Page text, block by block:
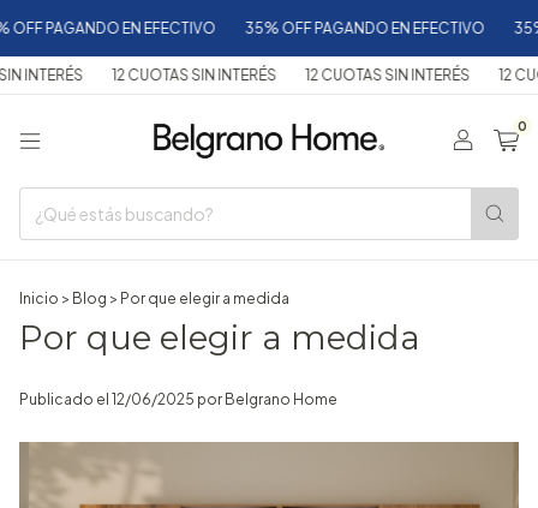
PAGANDO EN EFECTIVO 35% OFF PAGANDO EN EFECTIVO 35%
12 CUOTAS SIN INTERÉS 12 CUOTAS SIN INTERÉS 12
0
Inicio > Blog > Por que elegir a medida
Por que elegir a medida
Publicado el 12/06/2025 por Belgrano Home